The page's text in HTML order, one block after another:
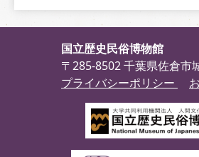
国立歴史民俗博物館
〒285-8502 千葉県佐倉市
プライバシーポリシー